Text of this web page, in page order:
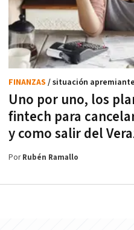
Uno por uno, los
fintech para
y como salir del
FINANZAS / situación apremiante
PorRubén Ramallo